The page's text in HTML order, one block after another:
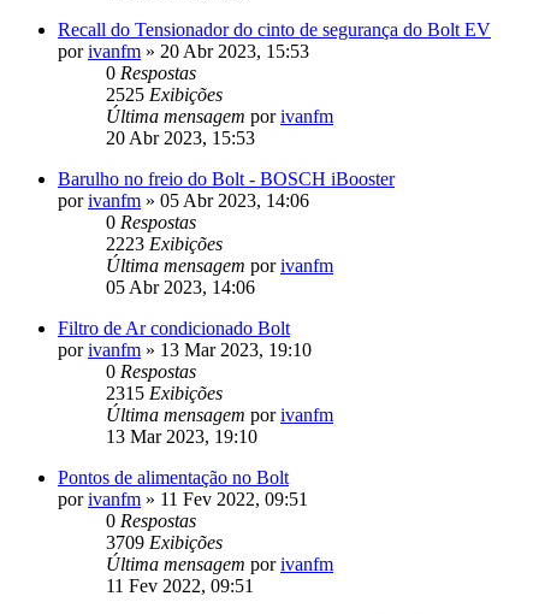
Recall do Tensionador do cinto de segurança do Bolt EV
porivanfm » 20 Abr 2023, 15:53
0 Respostas
2525 Exibições
Última mensagem porivanfm
20 Abr 2023, 15:53
Barulho no freio do Bolt - BOSCH iBooster
porivanfm » 05 Abr 2023, 14:06
0 Respostas
2223 Exibições
Última mensagem porivanfm
05 Abr 2023, 14:06
Filtro de Ar condicionado Bolt
porivanfm » 13 Mar 2023, 19:10
0 Respostas
2315 Exibições
Última mensagem porivanfm
13 Mar 2023, 19:10
Pontos de alimentação no Bolt
porivanfm » 11 Fev 2022, 09:51
0 Respostas
3709 Exibições
Última mensagem porivanfm
11 Fev 2022, 09:51